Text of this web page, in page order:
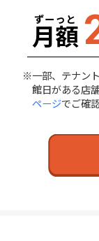
ずーっと
月額
一部、テナン
館日がある店
ページでご確